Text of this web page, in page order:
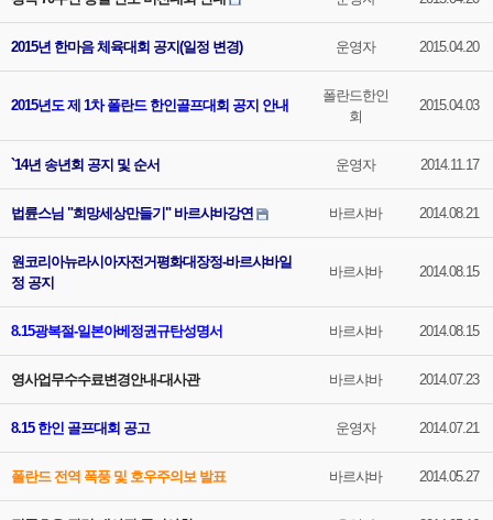
2015년 한마음 체육대회 공지(일정 변경) 운영자 2015.04.20
2015년도 제 1차 폴란드 한인골프대회 공지 안내
폴란드한인
회
2015.04.03
`14년 송년회 공지 및 순서 운영자 2014.11.17
법륜스님 "희망세상만들기" 바르샤바강연 바르샤바 2014.08.21
원코리아뉴라시아자전거평화대장정-바르샤바일
정 공지
바르샤바 2014.08.15
8.15광복절-일본아베정권규탄성명서 바르샤바 2014.08.15
영사업무수수료변경안내-대사관 바르샤바 2014.07.23
8.15 한인 골프대회 공고 운영자 2014.07.21
폴란드 전역 폭풍 및 호우주의보 발표 바르샤바 2014.05.27